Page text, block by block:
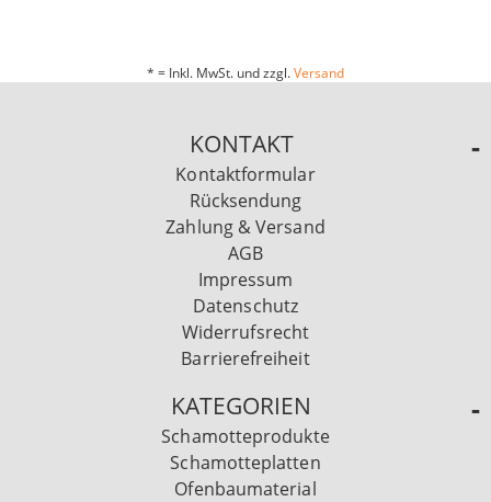
* = Inkl. MwSt. und zzgl.Versand
KONTAKT
Kontaktformular
Rücksendung
Zahlung & Versand
AGB
Impressum
Datenschutz
Widerrufsrecht
Barrierefreiheit
KATEGORIEN
Schamotteprodukte
Schamotteplatten
Ofenbaumaterial